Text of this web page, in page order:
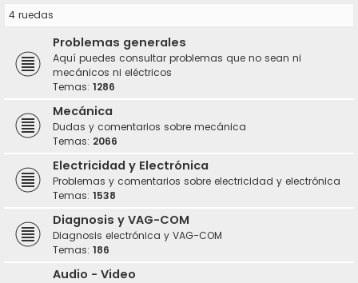
4 ruedas
Problemas generales
Aquí puedes consultar problemas que no sean ni
mecánicos ni eléctricos
Temas: 1286
Mecánica
Dudas y comentarios sobre mecánica
Temas: 2066
Electricidad y Electrónica
Problemas y comentarios sobre electricidad y electrónica
Temas: 1538
Diagnosis y VAG-COM
Diagnosis electrónica y VAG-COM
Temas: 186
Audio - Video